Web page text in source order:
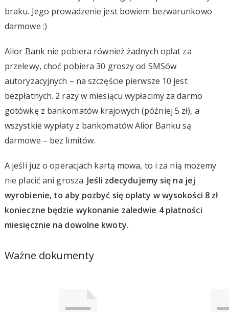
braku. Jego prowadzenie jest bowiem bezwarunkowo
darmowe :)
Alior Bank nie pobiera również żadnych opłat za
przelewy, choć pobiera 30 groszy od SMSów
autoryzacyjnych – na szczęście pierwsze 10 jest
bezpłatnych. 2 razy w miesiącu wypłacimy za darmo
gotówkę z bankomatów krajowych (później 5 zł), a
wszystkie wypłaty z bankomatów Alior Banku są
darmowe – bez limitów.
A jeśli już o operacjach kartą mowa, to i za nią możemy
nie płacić ani grosza. Jeśli zdecydujemy się na jej
wyrobienie, to aby pozbyć się opłaty w wysokości 8 zł
konieczne będzie wykonanie zaledwie 4 płatności
miesięcznie na dowolne kwoty.
Ważne dokumenty